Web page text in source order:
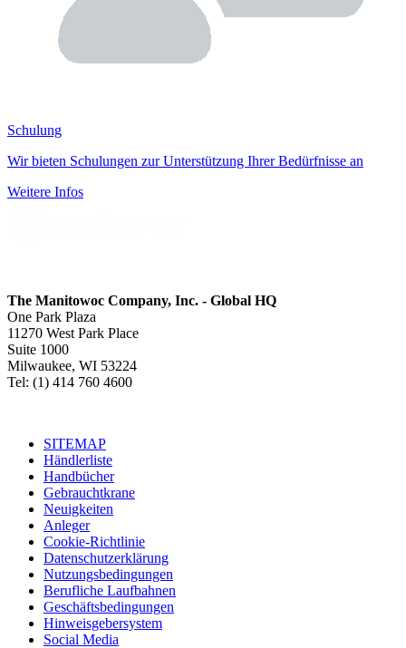
Schulung
Wir bieten Schulungen zur Unterstützung Ihrer Bedürfnisse an
Weitere Infos
The Manitowoc Company, Inc. - Global HQ
One Park Plaza
11270 West Park Place
Suite 1000
Milwaukee, WI 53224
Tel: (1) 414 760 4600
SITEMAP
Händlerliste
Handbücher
Gebrauchtkrane
Neuigkeiten
Anleger
Cookie-Richtlinie
Datenschutzerklärung
Nutzungsbedingungen
Berufliche Laufbahnen
Geschäftsbedingungen
Hinweisgebersystem
Social Media